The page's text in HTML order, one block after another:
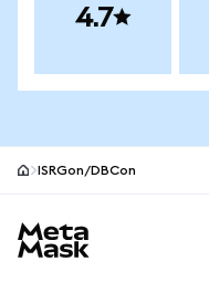
4.7
ISRGon/DBCon